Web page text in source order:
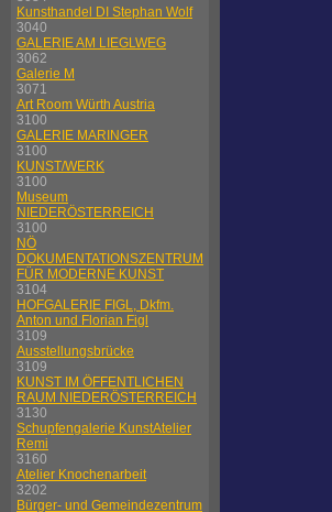
Kunsthandel DI Stephan Wolf
3040
GALERIE AM LIEGLWEG
3062
Galerie M
3071
Art Room Würth Austria
3100
GALERIE MARINGER
3100
KUNST/WERK
3100
Museum
NIEDERÖSTERREICH
3100
NÖ
DOKUMENTATIONSZENTRUM
FÜR MODERNE KUNST
3104
HOFGALERIE FIGL, Dkfm.
Anton und Florian Figl
3109
Ausstellungsbrücke
3109
KUNST IM ÖFFENTLICHEN
RAUM NIEDERÖSTERREICH
3130
Schupfengalerie KunstAtelier
Remi
3160
Atelier Knochenarbeit
3202
Bürger- und Gemeindezentrum